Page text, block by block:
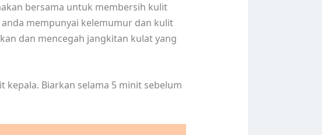
bersama untuk membersih kulit
mempunyai kelemumur dan kulit
dan mencegah jangkitan kulat yang
Biarkan selama 5 minit sebelum